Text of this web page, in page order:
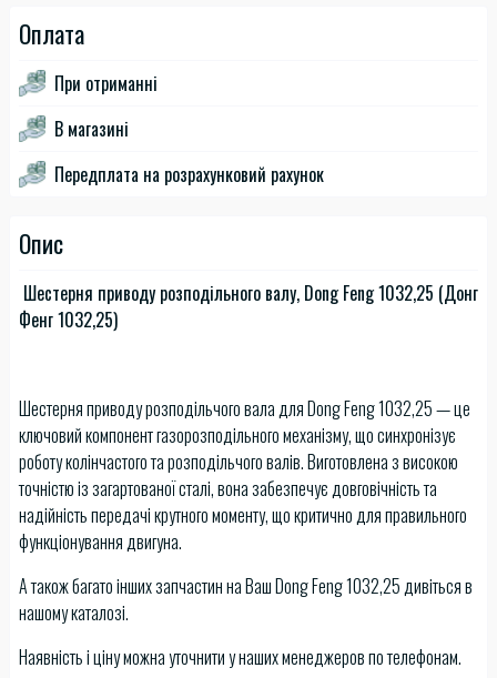
Оплата
При отриманні
В магазині
Передплата на розрахунковий рахунок
Опис
Шестерня приводу розподільного валу, Dong Feng 1032,25 (Донг
Фенг 1032,25)
Шестерня приводу розподільчого вала для Dong Feng 1032,25 — це
ключовий компонент газорозподільного механізму, що синхронізує
роботу колінчастого та розподільчого валів. Виготовлена з високою
точністю із загартованої сталі, вона забезпечує довговічність та
надійність передачі крутного моменту, що критично для правильного
функціонування двигуна.
А також багато інших запчастин на Ваш Dong Feng 1032,25 дивіться в
нашому каталозі.
Наявність і ціну можна уточнити у наших менеджеров по телефонам.